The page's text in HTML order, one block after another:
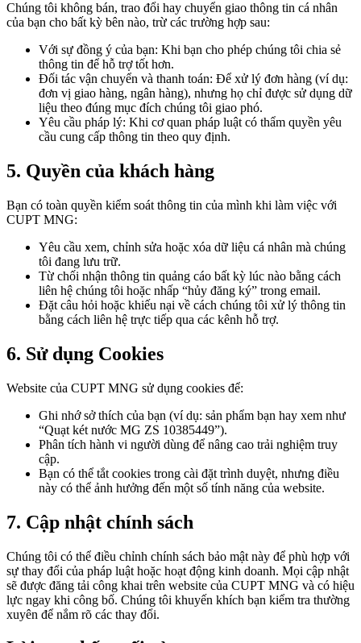
Chúng tôi không bán, trao đổi hay chuyển giao thông tin cá nhân
của bạn cho bất kỳ bên nào, trừ các trường hợp sau:
Với sự đồng ý của bạn: Khi bạn cho phép chúng tôi chia sẻ
thông tin để hỗ trợ tốt hơn.
Đối tác vận chuyển và thanh toán: Để xử lý đơn hàng (ví dụ:
đơn vị giao hàng, ngân hàng), nhưng họ chỉ được sử dụng dữ
liệu theo đúng mục đích chúng tôi giao phó.
Yêu cầu pháp lý: Khi cơ quan pháp luật có thẩm quyền yêu
cầu cung cấp thông tin theo quy định.
5. Quyền của khách hàng
Bạn có toàn quyền kiểm soát thông tin của mình khi làm việc với
CUPT MNG:
Yêu cầu xem, chỉnh sửa hoặc xóa dữ liệu cá nhân mà chúng
tôi đang lưu trữ.
Từ chối nhận thông tin quảng cáo bất kỳ lúc nào bằng cách
liên hệ chúng tôi hoặc nhấp “hủy đăng ký” trong email.
Đặt câu hỏi hoặc khiếu nại về cách chúng tôi xử lý thông tin
bằng cách liên hệ trực tiếp qua các kênh hỗ trợ.
6. Sử dụng Cookies
Website của CUPT MNG sử dụng cookies để:
Ghi nhớ sở thích của bạn (ví dụ: sản phẩm bạn hay xem như
“Quạt két nước MG ZS 10385449”).
Phân tích hành vi người dùng để nâng cao trải nghiệm truy
cập.
Bạn có thể tắt cookies trong cài đặt trình duyệt, nhưng điều
này có thể ảnh hưởng đến một số tính năng của website.
7. Cập nhật chính sách
Chúng tôi có thể điều chỉnh chính sách bảo mật này để phù hợp với
sự thay đổi của pháp luật hoặc hoạt động kinh doanh. Mọi cập nhật
sẽ được đăng tải công khai trên website của CUPT MNG và có hiệu
lực ngay khi công bố. Chúng tôi khuyến khích bạn kiểm tra thường
xuyên để nắm rõ các thay đổi.